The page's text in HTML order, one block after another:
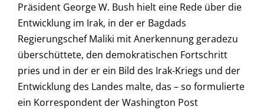
Präsident George W. Bush hielt eine Rede über die
Entwicklung im Irak, in der er Bagdads
Regierungschef Maliki mit Anerkennung geradezu
überschüttete, den demokratischen Fortschritt
pries und in der er ein Bild des Irak-Kriegs und der
Entwicklung des Landes malte, das – so formulierte
ein Korrespondent der Washington Post